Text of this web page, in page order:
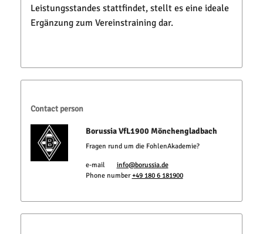
Leistungsstandes stattfindet, stellt es eine ideale
Ergänzung zum Vereinstraining dar.
Contact person
Borussia VfL1900 Mönchengladbach
Fragen rund um die FohlenAkademie?
e-mail
info@borussia.de
Phone number +49 180 6 181900